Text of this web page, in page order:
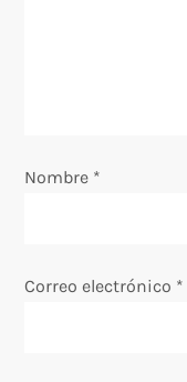
n
r
Nombre *
Correo electrónico *